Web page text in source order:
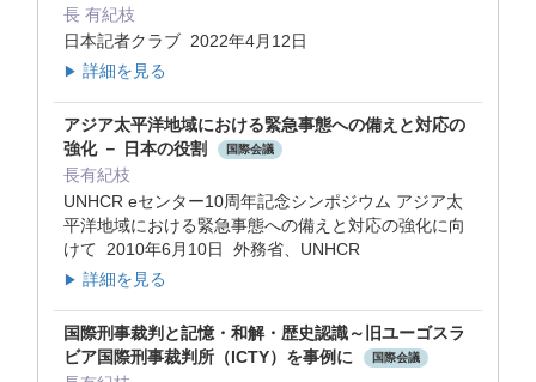
長 有紀枝
日本記者クラブ 2022年4月12日
▶ 詳細を見る
アジア太平洋地域における緊急事態への備えと対応の
強化 － 日本の役割
国際会議
長有紀枝
UNHCR eセンター10周年記念シンポジウム アジア太
平洋地域における緊急事態への備えと対応の強化に向
けて 2010年6月10日 外務省、UNHCR
▶ 詳細を見る
国際刑事裁判と記憶・和解・歴史認識～旧ユーゴスラ
ビア国際刑事裁判所（ICTY）を事例に
国際会議